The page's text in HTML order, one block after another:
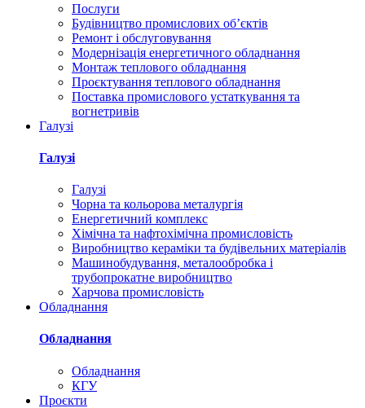
Послуги
Будівництво промислових обʼєктів
Ремонт і обслуговування
Модернізація енергетичного обладнання
Монтаж теплового обладнання
Проєктування теплового обладнання
Поставка промислового устаткування та
вогнетривів
Галузі
Галузі
Галузі
Чорна та кольорова металургія
Енергетичний комплекс
Хімічна та нафтохімічна промисловість
Виробництво кераміки та будівельних матеріалів
Машинобудування, металообробка і
трубопрокатне виробництво
Харчова промисловість
Обладнання
Обладнання
Обладнання
КГУ
Проєкти